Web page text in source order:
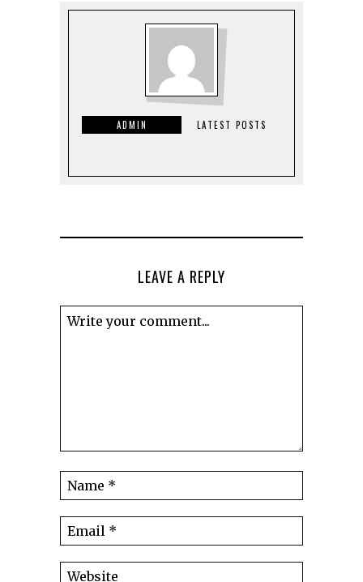
ADMIN LATEST POSTS
LEAVE A REPLY